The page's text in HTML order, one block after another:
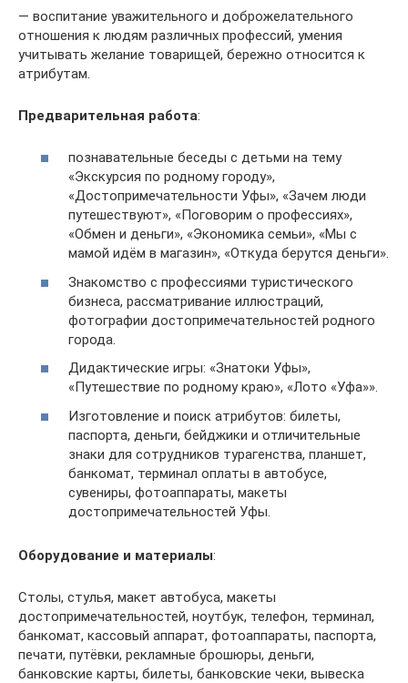
— воспитание уважительного и доброжелательного
отношения к людям различных профессий, умения
учитывать желание товарищей, бережно относится к
атрибутам.
Предварительная работа:
познавательные беседы с детьми на тему
«Экскурсия по родному городу»,
«Достопримечательности Уфы», «Зачем люди
путешествуют», «Поговорим о профессиях»,
«Обмен и деньги», «Экономика семьи», «Мы с
мамой идём в магазин», «Откуда берутся деньги».
Знакомство с профессиями туристического
бизнеса, рассматривание иллюстраций,
фотографии достопримечательностей родного
города.
Дидактические игры: «Знатоки Уфы»,
«Путешествие по родному краю», «Лото «Уфа»».
Изготовление и поиск атрибутов: билеты,
паспорта, деньги, бейджики и отличительные
знаки для сотрудников турагенства, планшет,
банкомат, терминал оплаты в автобусе,
сувениры, фотоаппараты, макеты
достопримечательностей Уфы.
Оборудование и материалы:
Столы, стулья, макет автобуса, макеты
достопримечательностей, ноутбук, телефон, терминал,
банкомат, кассовый аппарат, фотоаппараты, паспорта,
печати, путёвки, рекламные брошюры, деньги,
банковские карты, билеты, банковские чеки, вывеска